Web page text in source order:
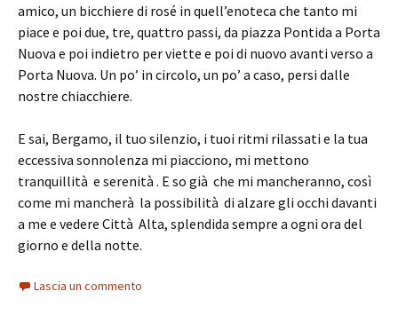
amico, un bicchiere di rosé in quell’enoteca che tanto mi
piace e poi due, tre, quattro passi, da piazza Pontida a Porta
Nuova e poi indietro per viette e poi di nuovo avanti verso a
Porta Nuova. Un po’ in circolo, un po’ a caso, persi dalle
nostre chiacchiere.
E sai, Bergamo, il tuo silenzio, i tuoi ritmi rilassati e la tua
eccessiva sonnolenza mi piacciono, mi mettono
tranquillità e serenità . E so già che mi mancheranno, così
come mi mancherà la possibilità di alzare gli occhi davanti
a me e vedere Città Alta, splendida sempre a ogni ora del
giorno e della notte.
Lascia un commento